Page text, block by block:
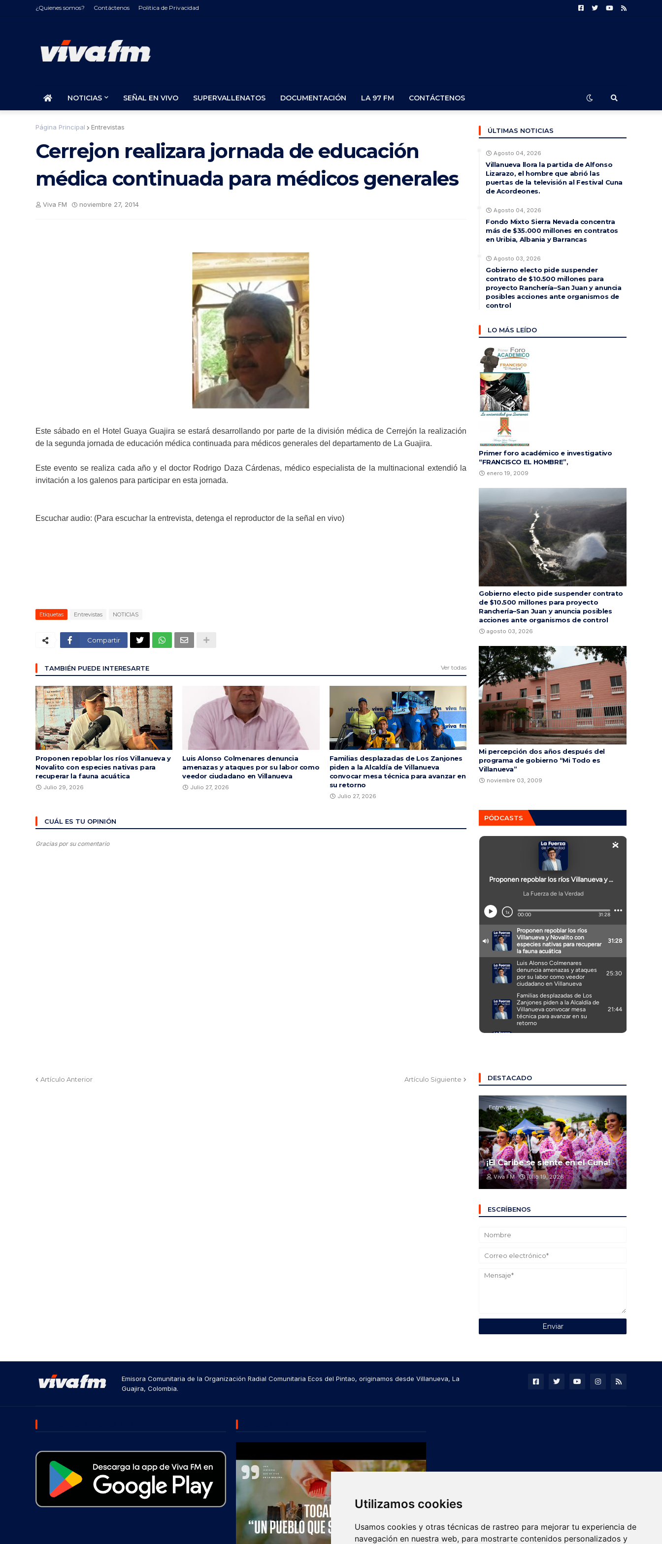
Utilizamos cookies
Usamos cookies y otras técnicas de rastreo para mejorar tu experiencia de
navegación en nuestra web, para mostrarte contenidos personalizados y
¿Quienes somos? Contáctenos Politica de Privacidad
NOTICIAS SEÑAL EN VIVO SUPERVALLENATOS DOCUMENTACIÓN LA 97 FM CONTÁCTENOS
Página Principal Entrevistas
Cerrejon realizara jornada de educación
médica continuada para médicos generales
Viva FM noviembre 27, 2014
Este sábado en el Hotel Guaya Guajira se estará desarrollando por parte de la división médica de Cerrejón la realización
de la segunda jornada de educación médica continuada para médicos generales del departamento de La Guajira.
Este evento se realiza cada año y el doctor Rodrigo Daza Cárdenas, médico especialista de la multinacional extendió la
invitación a los galenos para participar en esta jornada.
Escuchar audio: (Para escuchar la entrevista, detenga el reproductor de la señal en vivo)
Etiquetas Entrevistas NOTICIAS
Compartir
TAMBIÉN PUEDE INTERESARTE Ver todas
Proponen repoblar los ríos Villanueva y
Novalito con especies nativas para
recuperar la fauna acuática
Julio 29, 2026
Luis Alonso Colmenares denuncia
amenazas y ataques por su labor como
veedor ciudadano en Villanueva
Julio 27, 2026
Familias desplazadas de Los Zanjones
piden a la Alcaldía de Villanueva
convocar mesa técnica para avanzar en
su retorno
Julio 27, 2026
CUÁL ES TU OPINIÓN
Gracias por su comentario
Artículo Anterior Artículo Siguiente
ÚLTIMAS NOTICIAS
Agosto 04, 2026
Villanueva llora la partida de Alfonso
Lizarazo, el hombre que abrió las
puertas de la televisión al Festival Cuna
de Acordeones.
Agosto 04, 2026
Fondo Mixto Sierra Nevada concentra
más de $35.000 millones en contratos
en Uribia, Albania y Barrancas
Agosto 03, 2026
Gobierno electo pide suspender
contrato de $10.500 millones para
proyecto Ranchería–San Juan y anuncia
posibles acciones ante organismos de
control
LO MÁS LEÍDO
Primer foro académico e investigativo
“FRANCISCO EL HOMBRE”,
enero 19, 2009
Gobierno electo pide suspender contrato
de $10.500 millones para proyecto
Ranchería–San Juan y anuncia posibles
acciones ante organismos de control
agosto 03, 2026
Mi percepción dos años después del
programa de gobierno “Mi Todo es
Villanueva”
noviembre 03, 2009
PÓDCASTS
DESTACADO
Entrevistas
¡El Caribe se siente en el Cuna!
Viva FM julio 19, 2026
ESCRÍBENOS
Emisora Comunitaria de la Organización Radial Comunitaria Ecos del Pintao, originamos desde Villanueva, La
Guajira, Colombia.